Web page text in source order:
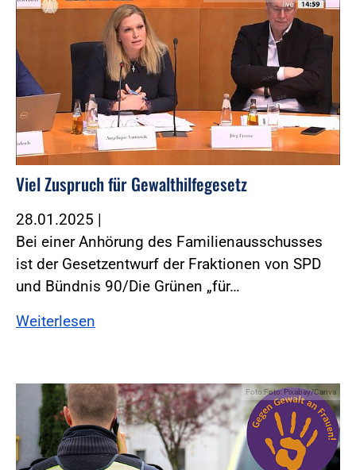
Viel Zuspruch für Gewalthilfegesetz
28.01.2025 |
Bei einer Anhörung des Familienausschusses
ist der Gesetzentwurf der Fraktionen von SPD
und Bündnis 90/Die Grünen „für…
Weiterlesen
Foto:Foto: Pixabay/Canva